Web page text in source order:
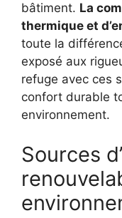
bâtiment. La
thermique et
toute la
exposé aux
refuge avec ces
confort durable
environnement.
Sources